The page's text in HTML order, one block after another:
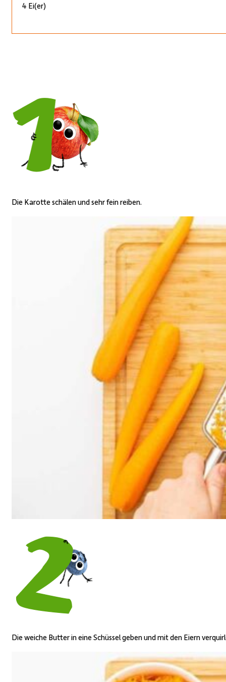
4 Ei(er)
Die Karotte schälen und sehr fein reiben.
Die weiche Butter in eine Schüssel geben und mit den Eiern